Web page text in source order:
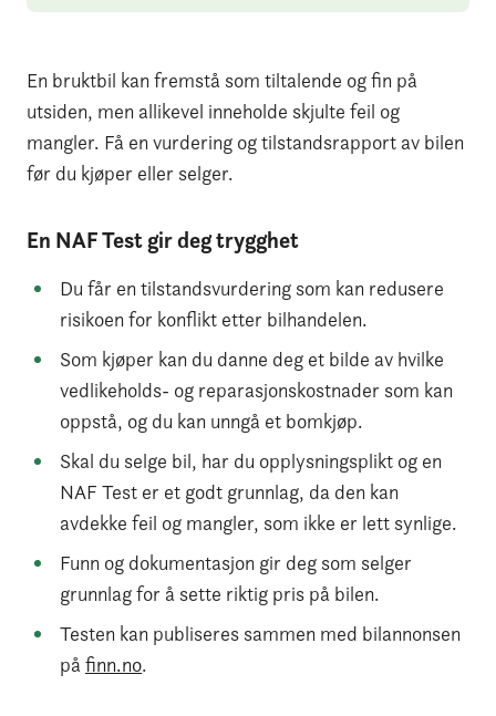
En bruktbil kan fremstå som tiltalende og fin på
utsiden, men allikevel inneholde skjulte feil og
mangler. Få en vurdering og tilstandsrapport av bilen
før du kjøper eller selger.
En NAF Test gir deg trygghet
Du får en tilstandsvurdering som kan redusere
risikoen for konflikt etter bilhandelen.
Som kjøper kan du danne deg et bilde av hvilke
vedlikeholds- og reparasjonskostnader som kan
oppstå, og du kan unngå et bomkjøp.
Skal du selge bil, har du opplysningsplikt og en
NAF Test er et godt grunnlag, da den kan
avdekke feil og mangler, som ikke er lett synlige.
Funn og dokumentasjon gir deg som selger
grunnlag for å sette riktig pris på bilen.
Testen kan publiseres sammen med bilannonsen
påfinn.no.